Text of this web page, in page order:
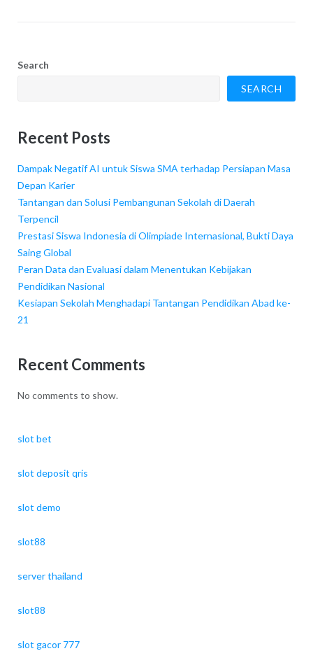
Search
SEARCH
Recent Posts
Dampak Negatif AI untuk Siswa SMA terhadap Persiapan Masa
Depan Karier
Tantangan dan Solusi Pembangunan Sekolah di Daerah
Terpencil
Prestasi Siswa Indonesia di Olimpiade Internasional, Bukti Daya
Saing Global
Peran Data dan Evaluasi dalam Menentukan Kebijakan
Pendidikan Nasional
Kesiapan Sekolah Menghadapi Tantangan Pendidikan Abad ke-
21
Recent Comments
No comments to show.
slot bet
slot deposit qris
slot demo
slot88
server thailand
slot88
slot gacor 777